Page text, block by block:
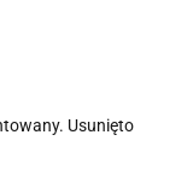
Usunięto